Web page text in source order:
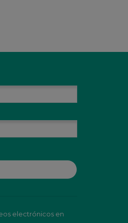
electrónicos en